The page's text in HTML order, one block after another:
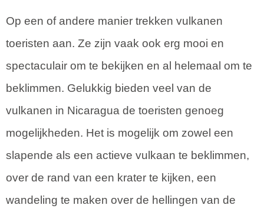
Op een of andere manier trekken vulkanen
toeristen aan. Ze zijn vaak ook erg mooi en
spectaculair om te bekijken en al helemaal om te
beklimmen. Gelukkig bieden veel van de
vulkanen in Nicaragua de toeristen genoeg
mogelijkheden. Het is mogelijk om zowel een
slapende als een actieve vulkaan te beklimmen,
over de rand van een krater te kijken, een
wandeling te maken over de hellingen van de